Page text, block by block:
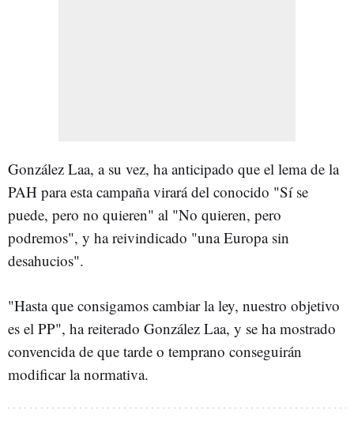
González Laa, a su vez, ha anticipado que el lema de la
PAH para esta campaña virará del conocido "Sí se
puede, pero no quieren" al "No quieren, pero
podremos", y ha reivindicado "una Europa sin
desahucios".
"Hasta que consigamos cambiar la ley, nuestro objetivo
es el PP", ha reiterado González Laa, y se ha mostrado
convencida de que tarde o temprano conseguirán
modificar la normativa.